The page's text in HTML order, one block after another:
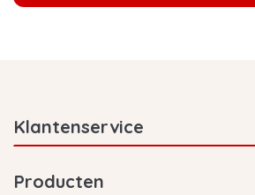
Klantenservice
Producten